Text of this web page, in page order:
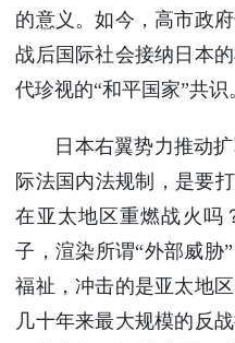
的意义。如今，高市政
战后国际社会接纳日本
代珍视的“和平国家”共识
日本右翼势力推动
际法国内法规制，是要
在亚太地区重燃战火吗
子，渲染所谓“外部威胁
福祉，冲击的是亚太地
几十年来最大规模的反